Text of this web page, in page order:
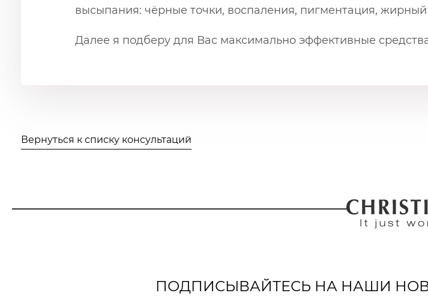
высыпания: чёрные точки, воспаления, пигментация, жирный
Далее я подберу для Вас максимально эффективные
Вернуться к списку консультаций
ПОДПИСЫВАЙТЕСЬ НА НАШИ